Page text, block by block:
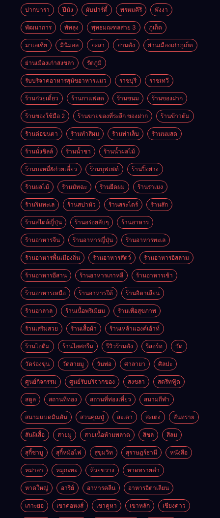
ปากบารา ปีนัง ผับปาร์ตี้ พรหมคีรี พังงา
พัฒนาการ พัทลุง พุทธมณฑลสาย 3 ภูเก็ต
มาเลเซีย มินิมอล ยะลา ย่านดัง ย่านเมืองเก่าภูเก็ต
ย่านเมืองเก่าสงขลา รัตภูมิ
รับบริจาคอาหารสุนัขอาหารแมว ราชบุรี ราชเทวี
ร้านก๋วยเตี๋ยว ร้านกาแฟสด ร้านขนม ร้านของฝาก
ร้านของใช้มือ 2 ร้านขายของที่ระลึก ของฝาก ร้านข้าวต้ม
ร้านต่อขนตา ร้านทำสีผม ร้านทำเล็บ ร้านนมสด
ร้านนั่งชิลล์ ร้านน้ำชา ร้านน้ำผลไม้
ร้านบะหมี่&ก๋วยเตี๋ยว ร้านบุฟเฟต์ ร้านปิ้งย่าง
ร้านผลไม้ ร้านมัทฉะ ร้านยืดผม ร้านราเมง
ร้านริมทะเล ร้านสปาหัว ร้านสระไดร์ ร้านสัก
ร้านสไตล์ญี่ปุ่น ร้านอร่อยลับๆ ร้านอาหาร
ร้านอาหารจีน ร้านอาหารญี่ปุ่น ร้านอาหารทะเล
ร้านอาหารพื้นเมืองถิ่น ร้านอาหารสัตว์ ร้านอาหารอิสลาม
ร้านอาหารอีสาน ร้านอาหารเกาหลี ร้านอาหารเช้า
ร้านอาหารเหนือ ร้านอาหารใต้ ร้านอิตาเลียน
ร้านฮาลาล ร้านเนื้อพรีเมียม ร้านเพื่อสุขภาพ
ร้านเสริมสวย ร้านเสื้อผ้า ร้านเหล้าแฮงค์เอ้าท์
ร้านไอติม ร้านไอศกรีม รีวิวร้านดัง รีสอร์ท วัด
วัดร่องขุ่น วัดสายมู วันพ่อ ศาลายา ศิลปะ
ศูนย์กิจกรรม ศูนย์รับบริจากของ สงขลา สตรีทฟู้ด
สตูล สถานที่ท่อง สถานที่ท่องเที่ยว สนามกีฬา
สนามแบดมินตัน สวนคุณปู่ สะเดา สะเตง สันทราย
สันผีเสื้อ สายมู สายเนื้อห้ามพลาด สิชล สีลม
สุกี้ชาบู สุกี้หม้อไฟ สุขุมวิท สุราษฎร์ธานี หนังสือ
หม่าล่า หมูกะทะ ห้วยขวาง หาดทรายดำ
หาดใหญ่ อารีย์ อาหารคลีน อาหารอิตาเลียน
เกาะยอ เขาคอหงส์ เขาคูหา เขาหลัก เชียงดาว